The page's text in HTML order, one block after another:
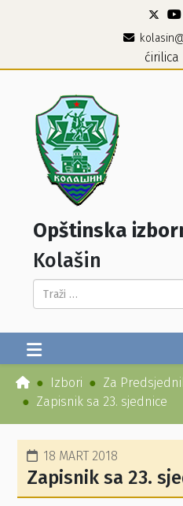
ćirilica
Opštinska
Kolašin
Pretraga...
Izbori Za
Zapisnik sa 23. sjednice
18 MART 2018
Zapisnik sa 23.